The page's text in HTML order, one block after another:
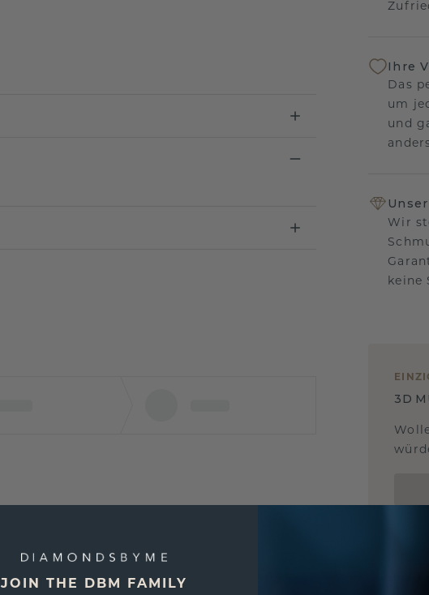
Ihre
Das
um
und
Wir
keine
3D
JOIN THE DBM FAMILY